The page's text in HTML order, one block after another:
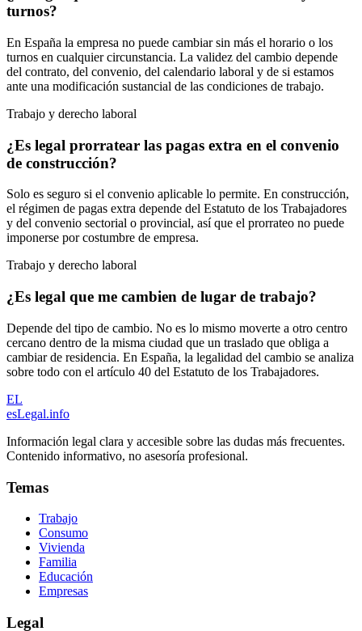
turnos?
En España la empresa no puede cambiar sin más el horario o los
turnos en cualquier circunstancia. La validez del cambio depende
del contrato, del convenio, del calendario laboral y de si estamos
ante una modificación sustancial de las condiciones de trabajo.
Trabajo y derecho laboral
¿Es legal prorratear las pagas extra en el convenio
de construcción?
Solo es seguro si el convenio aplicable lo permite. En construcción,
el régimen de pagas extra depende del Estatuto de los Trabajadores
y del convenio sectorial o provincial, así que el prorrateo no puede
imponerse por costumbre de empresa.
Trabajo y derecho laboral
¿Es legal que me cambien de lugar de trabajo?
Depende del tipo de cambio. No es lo mismo moverte a otro centro
cercano dentro de la misma ciudad que un traslado que obliga a
cambiar de residencia. En España, la legalidad del cambio se analiza
sobre todo con el artículo 40 del Estatuto de los Trabajadores.
EL
esLegal.info
Información legal clara y accesible sobre las dudas más frecuentes.
Contenido informativo, no asesoría profesional.
Temas
Trabajo
Consumo
Vivienda
Familia
Educación
Empresas
Legal